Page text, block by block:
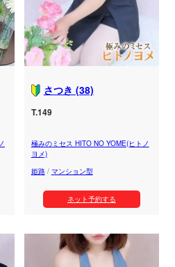
さつき (38)
T.149
極みのミセス HITO NO YOME(ヒトノ
ヨメ)
姫路/ マンション型
ネット予約する